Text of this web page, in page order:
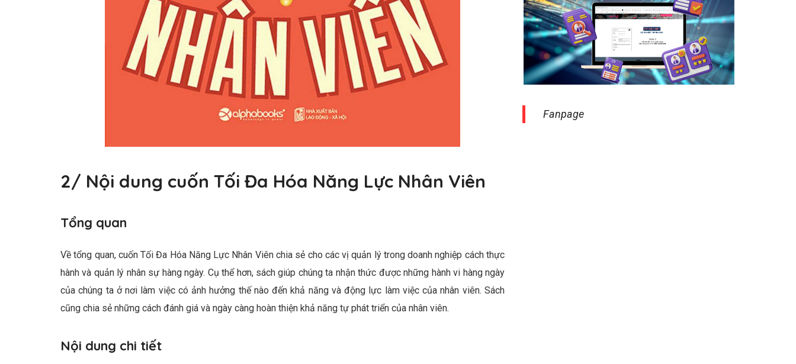
2/ Nội dung cuốn Tối Đa Hóa Năng Lực Nhân Viên
Tổng quan
Về tổng quan, cuốn Tối Đa Hóa Năng Lực Nhân Viên chia sẻ cho các vị quản lý trong doanh nghiệp cách thực
hành và quản lý nhân sự hàng ngày. Cụ thể hơn, sách giúp chúng ta nhận thức được những hành vi hàng ngày
của chúng ta ở nơi làm việc có ảnh hưởng thế nào đến khả năng và động lực làm việc của nhân viên. Sách
cũng chia sẻ những cách đánh giá và ngày càng hoàn thiện khả năng tự phát triển của nhân viên.
Nội dung chi tiết
Fanpage